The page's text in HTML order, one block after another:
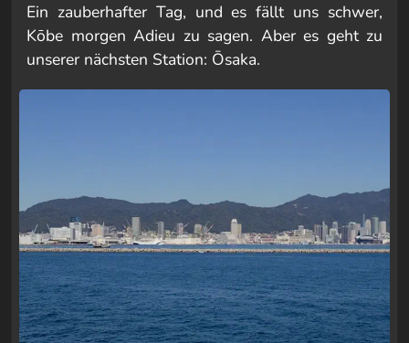
Ein zauberhafter Tag, und es fällt uns schwer,
Kōbe morgen Adieu zu sagen. Aber es geht zu
unserer nächsten Station: Ōsaka.